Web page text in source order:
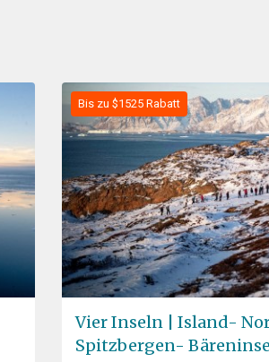
Bis zu $1525 Rabatt
Vier Inseln | Island-
Spitzbergen-